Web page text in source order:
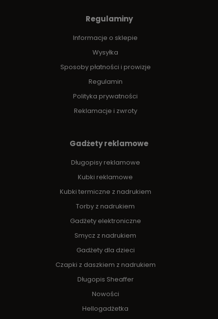
Regulaminy
Informacje o sklepie
Wysyłka
Sposoby płatności i prowizje
Regulamin
Polityka prywatności
Reklamacje i zwroty
Gadżety reklamowe
Długopisy reklamowe
Kubki reklamowe
Kubki termiczne z nadrukiem
Torby z nadrukiem
Gadżety elektroniczne
Smycz z nadrukiem
Gadżety dla dzieci
Czapki z daszkiem z nadrukiem
Długopis Sheaffer
Nowości
Hellogadżetka